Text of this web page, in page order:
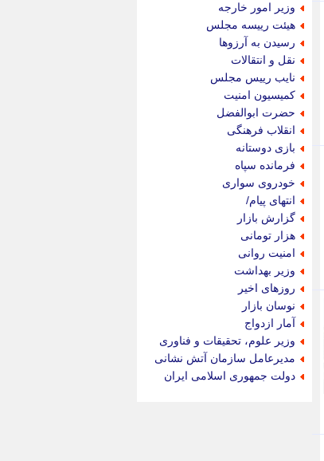
وزیر امور خارجه
هیئت رییسه مجلس
رسیدن به آرزوها
نقل و انتقالات
نایب رییس مجلس
کمیسیون امنیت
حضرت ابوالفضل
انقلاب فرهنگی
بازی دوستانه
فرمانده سپاه
خودروی سواری
انتهای پیام/
گزارش بازار
هزار تومانی
امنیت روانی
وزیر بهداشت
روزهای اخیر
نوسان بازار
آمار ازدواج
وزیر علوم، تحقیقات و فناوری
مدیرعامل سازمان آتش نشانی
دولت جمهوری اسلامی ایران